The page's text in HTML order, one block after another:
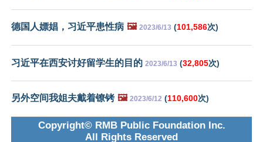
德国人嫖娼，习近平患性病 🖼️ 2023/6/13 (101,586次)
习近平在西安讨好留学生的目的 2023/6/13 (32,805次)
另外空间我姐夫戴着镣铐 🖼️ 2023/6/12 (110,600次)
Copyright© RMB Public Foundation Inc.
All Rights Reserved